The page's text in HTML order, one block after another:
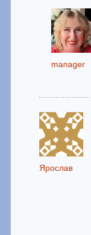
manager
Ярослав